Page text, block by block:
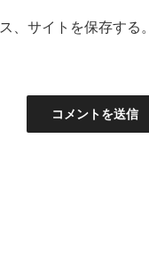
、サイトを保存する。